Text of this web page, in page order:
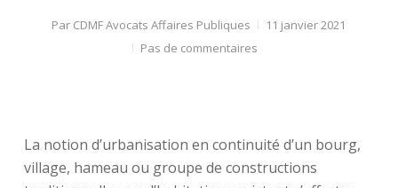
Par CDMF Avocats Affaires Publiques
11 janvier 2021
Pas de commentaires
La notion d’urbanisation en continuité d’un bourg,
village, hameau ou groupe de constructions